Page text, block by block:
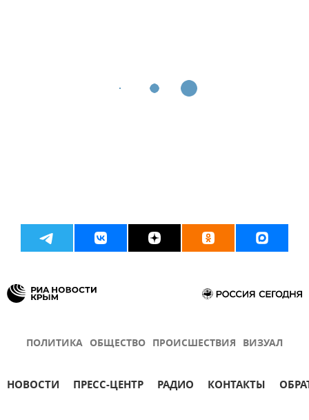
ПОЛИТИКА ОБЩЕСТВО ПРОИСШЕСТВИЯ ВИЗУАЛ
НОВОСТИ ПРЕСС-ЦЕНТР РАДИО КОНТАКТЫ